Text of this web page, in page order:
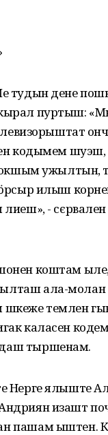
тудын дене
пуртыш:
кодымем шуэш,
ужылтын,
илыш
-
коштам
ала-молан
темлен
каласен
тыршенам.
Нерге ялыште
изашт
пашам ыштен.